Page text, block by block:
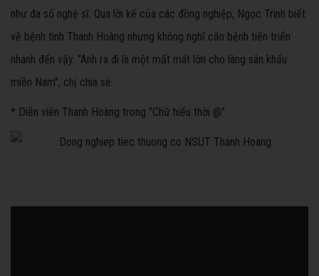
như đa số nghệ sĩ. Qua lời kể của các đồng nghiệp, Ngọc Trinh biết
về bệnh tình Thanh Hoàng nhưng không nghĩ căn bệnh tiến triển
nhanh đến vậy. "Anh ra đi là một mất mát lớn cho làng sân khấu
miền Nam", chị chia sẻ.
* Diễn viên Thanh Hoàng trong "Chữ hiếu thời @"